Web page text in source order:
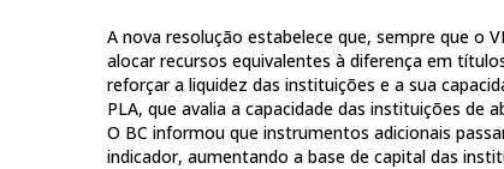
A nova resolução estabelece que, sempre que o
alocar recursos equivalentes à diferença em
reforçar a liquidez das instituições e a sua
PLA, que avalia a capacidade das instituições de
O BC informou que instrumentos adicionais
indicador, aumentando a base de capital das